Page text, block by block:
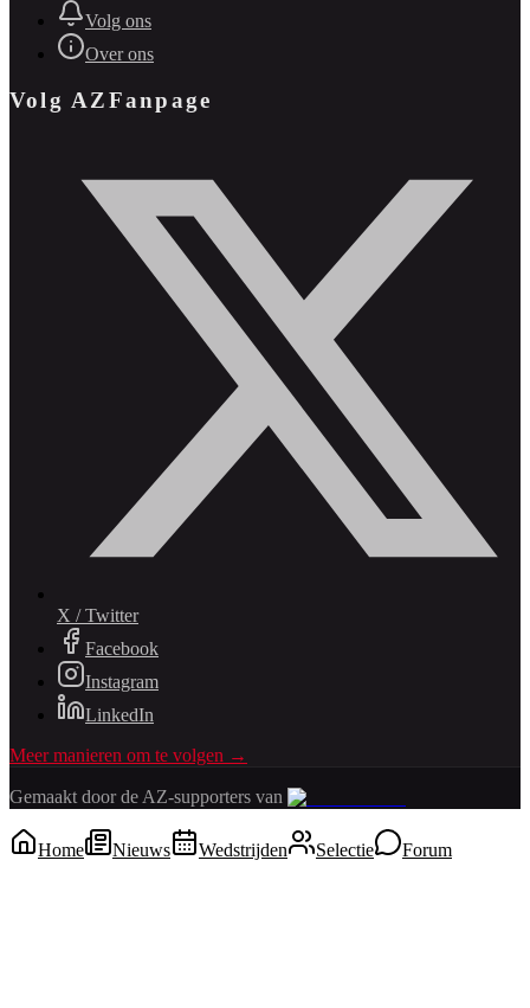
Volg ons
Over ons
Volg AZFanpage
X / Twitter
Facebook
Instagram
LinkedIn
Meer manieren om te volgen →
Gemaakt door de AZ-supporters van
Home Nieuws Wedstrijden Selectie Forum